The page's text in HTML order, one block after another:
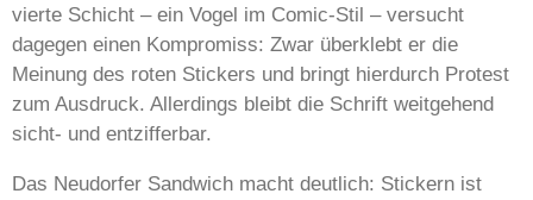
vierte Schicht – ein Vogel im Comic-Stil – versucht
dagegen einen Kompromiss: Zwar überklebt er die
Meinung des roten Stickers und bringt hierdurch Protest
zum Ausdruck. Allerdings bleibt die Schrift weitgehend
sicht- und entzifferbar.
Das Neudorfer Sandwich macht deutlich: Stickern ist